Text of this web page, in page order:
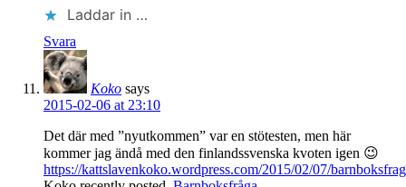
Laddar in …
Svara
Koko says
2015-02-06 at 23:10
Det där med ”nyutkommen” var en stötesten, men här
kommer jag ändå med den finlandssvenska kvoten igen 😉
https://kattslavenkoko.wordpress.com/2015/02/07/